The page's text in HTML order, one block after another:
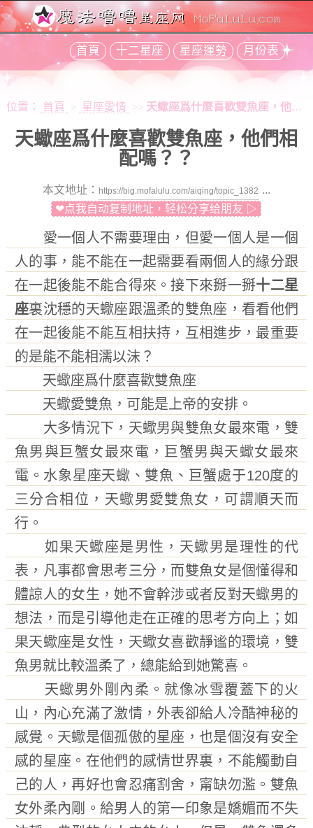
首頁 十二星座 星座運勢 月份表
位置： 首頁 > 星座愛情 >> 天蠍座爲什麼喜歡雙魚座，他們相配嗎？？
天蠍座爲什麼喜歡雙魚座，他們相
配嗎？？
本文地址：
...
❤点我自动复制地址，轻松分享给朋友 ▷
愛一個人不需要理由，但愛一個人是一個
人的事，能不能在一起需要看兩個人的緣分跟
在一起後能不能合得來。接下來掰一掰十二星
座裏沈穩的天蠍座跟溫柔的雙魚座，看看他們
在一起後能不能互相扶持，互相進步，最重要
的是能不能相濡以沫？
天蠍座爲什麼喜歡雙魚座
天蠍愛雙魚，可能是上帝的安排。
大多情況下，天蠍男與雙魚女最來電，雙
魚男與巨蟹女最來電，巨蟹男與天蠍女最來
電。水象星座天蠍、雙魚、巨蟹處于120度的
三分合相位，天蠍男愛雙魚女，可謂順天而
行。
如果天蠍座是男性，天蠍男是理性的代
表，凡事都會思考三分，而雙魚女是個懂得和
體諒人的女生，她不會幹涉或者反對天蠍男的
想法，而是引導他走在正確的思考方向上；如
果天蠍座是女性，天蠍女喜歡靜谧的環境，雙
魚男就比較溫柔了，總能給到她驚喜。
天蠍男外剛內柔。就像冰雪覆蓋下的火
山，內心充滿了激情，外表卻給人冷酷神秘的
感覺。天蠍是個孤傲的星座，也是個沒有安全
感的星座。在他們的感情世界裏，不能觸動自
己的人，再好也會忍痛割舍，甯缺勿濫。雙魚
女外柔內剛。給男人的第一印象是嬌媚而不失